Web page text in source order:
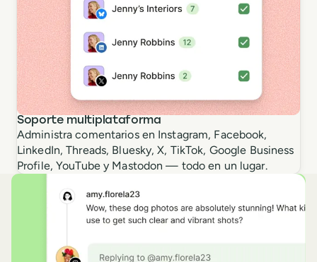
Soporte multiplataforma
Administra comentarios en Instagram, Facebook,
LinkedIn, Threads, Bluesky, X, TikTok, Google Business
Profile, YouTube y Mastodon — todo en un lugar.